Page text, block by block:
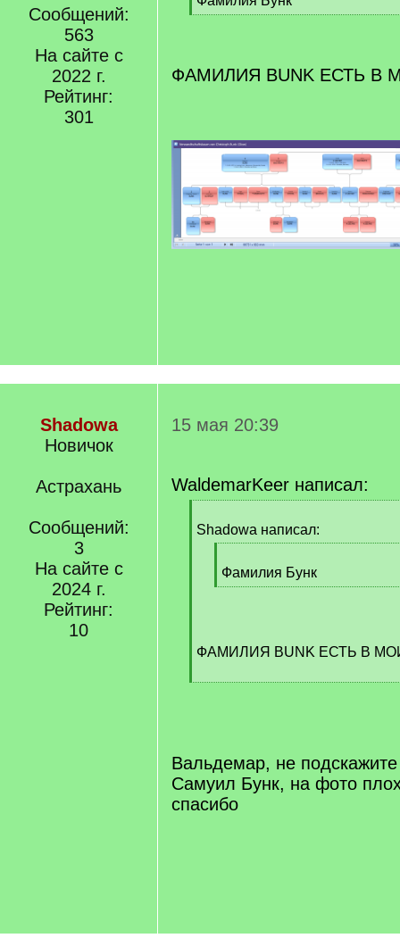
Сообщений:
563
На сайте с
2022 г.
Рейтинг:
301
q
[
ФАМИЛИЯ BUNK ЕСТЬ В
Shadowa
Новичок
Астрахань
Сообщений:
3
На сайте с
2024 г.
Рейтинг:
10
15 мая 20:39
WaldemarKeer написал:
q
Shadowa написал:
q
]
Фамилия Бунк
[
ФАМИЛИЯ BUNK ЕСТЬ В
[
Вальдемар, не
Самуил Бунк, на фото
спасибо